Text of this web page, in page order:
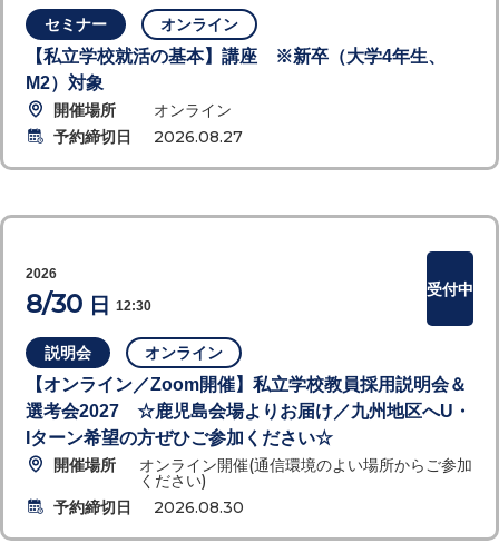
セミナー オンライン
【私立学校就活の基本】講座 ※新卒（大学4年生、
M2）対象
開催場所
オンライン
予約締切日
2026.08.27
説明会 オンライン
【オンライン／Zoom開催】私立学校教員採用説明会＆
選考会2027 ☆鹿児島会場よりお届け／九州地区へU・
Iターン希望の方ぜひご参加ください☆
開催場所 オンライン開催(通信環境のよい場所からご参加
ください)
予約締切日
2026.08.30
2026
8/30 日 12:30
受付中